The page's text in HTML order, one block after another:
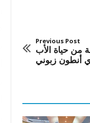
Previous Post
من حياة الأب
أنطون زبوني